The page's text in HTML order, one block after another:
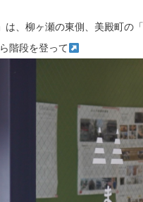
は、柳ヶ瀬の東側、美殿町の「
階段を登って